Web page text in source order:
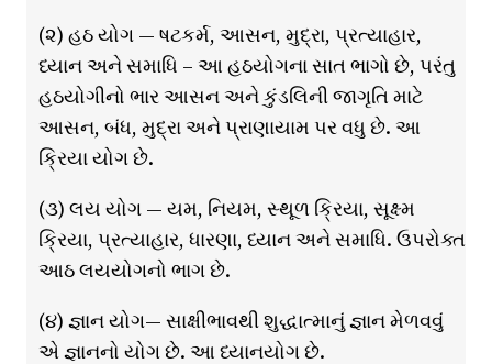
(૨) હઠ યોગ — ષટકર્મ, આસન, મુદ્રા, પ્રત્યાહાર,
ધ્યાન અને સમાધિ – આ હઠયોગના સાત ભાગો છે, પરંતુ
હઠયોગીનો ભાર આસન અને કુંડલિની જાગૃતિ માટે
આસન, બંધ, મુદ્રા અને પ્રાણાયામ પર વધુ છે. આ
ક્રિયા યોગ છે.
(૩) લય યોગ — યમ, નિયમ, સ્થૂળ ક્રિયા, સૂક્ષ્મ
ક્રિયા, પ્રત્યાહાર, ધારણા, ધ્યાન અને સમાધિ. ઉપરોક્ત
આઠ લયયોગનો ભાગ છે.
(૪) જ્ઞાન યોગ— સાક્ષીભાવથી શુદ્ધાત્માનું જ્ઞાન મેળવવું
એ જ્ઞાનનો યોગ છે. આ ધ્યાનયોગ છે.